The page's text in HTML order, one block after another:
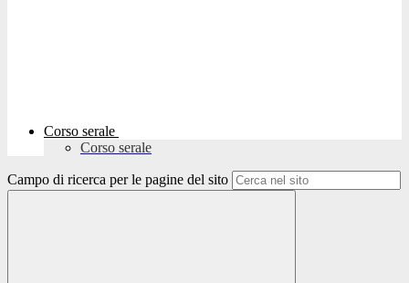
Corso serale
Corso serale
Campo di ricerca per le pagine del sito